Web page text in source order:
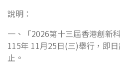
說明：
一、「2026第十三屆香港創新
115年 11月25日(三)舉行，即
止。